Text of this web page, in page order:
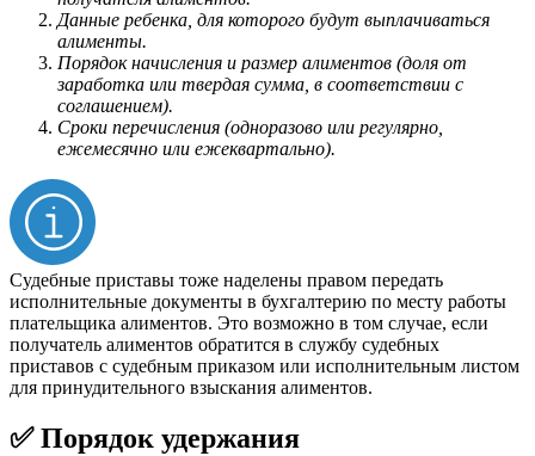
Данные ребенка, для которого будут выплачиваться
алименты.
Порядок начисления и размер алиментов (доля от
заработка или твердая сумма, в соответствии с
соглашением).
Сроки перечисления (одноразово или регулярно,
ежемесячно или ежеквартально).
Судебные приставы тоже наделены правом передать
исполнительные документы в бухгалтерию по месту работы
плательщика алиментов. Это возможно в том случае, если
получатель алиментов обратится в службу судебных
приставов с судебным приказом или исполнительным листом
для принудительного взыскания алиментов.
✅ Порядок удержания